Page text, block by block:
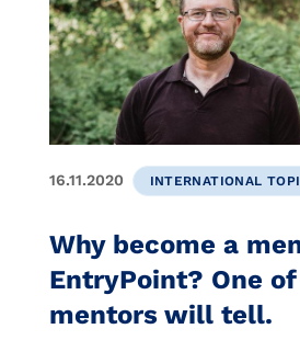
16.11.2020 INTERNATIONAL
Why become a
EntryPoint? One
mentors will tell.